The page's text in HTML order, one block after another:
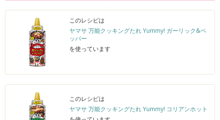
このレシピは
ヤマサ 万能クッキングたれ Yummy! ガーリック&ペ
ッパー
を使っています
このレシピは
ヤマサ 万能クッキングたれ Yummy! コリアンホット